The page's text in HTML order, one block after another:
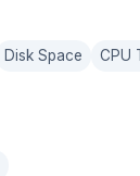
Disk Space
CPU